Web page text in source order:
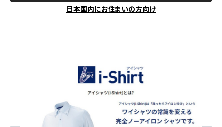
日本国内にお住まいの方向け